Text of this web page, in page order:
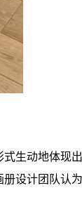
生动地体现
设计团队认